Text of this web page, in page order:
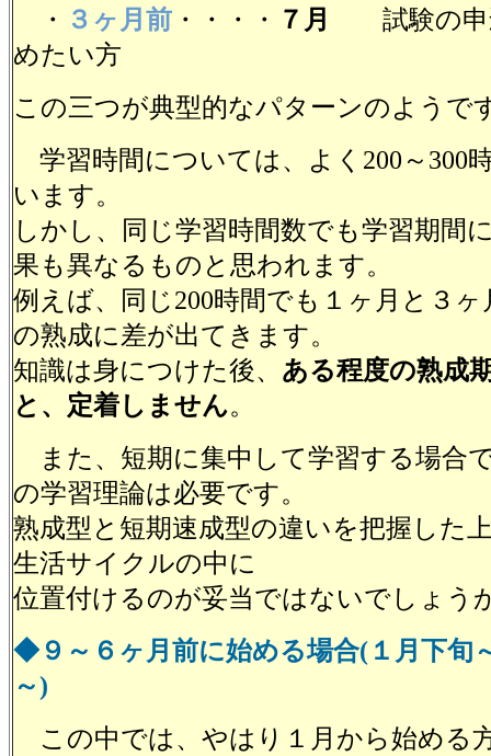
・ ３ヶ月前 ・・・・ ７月
試験の申
めたい方
この三つが典型的なパターンのようで
学習時間については、よく200～300
います。
しかし、同じ学習時間数でも学習期間
果も異なるものと思われます。
例えば、同じ200時間でも１ヶ月と３
の熟成に差が出てきます。
知識は身につけた後、 ある程度の熟成
と、定着しません。
また、短期に集中して学習する場合
の学習理論は必要です。
熟成型と短期速成型の違いを把握した
生活サイクルの中に
位置付けるのが妥当ではないでしょう
◆９～６ヶ月前に始める場合(１月下旬
～)
この中では、やはり１月から始める